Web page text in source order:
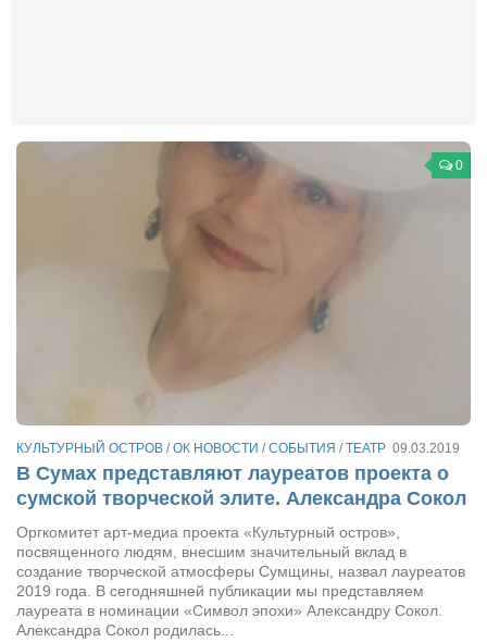
Деньги
Здоровый образ жизни
Досье
Лариса Ильченко
Орест Коваль
Тамара Кубракова
0
КУЛЬТУРНЫЙ ОСТРОВ /ОК НОВОСТИ /СОБЫТИЯ /ТЕАТР 09.03.2019
В Сумах представляют лауреатов проекта о
сумской творческой элите. Александра Сокол
Оргкомитет арт-медиа проекта «Культурный остров»,
посвященного людям, внесшим значительный вклад в
создание творческой атмосферы Сумщины, назвал лауреатов
2019 года. В сегодняшней публикации мы представляем
лауреата в номинации «Символ эпохи» Александру Сокол.
Александра Сокол родилась...